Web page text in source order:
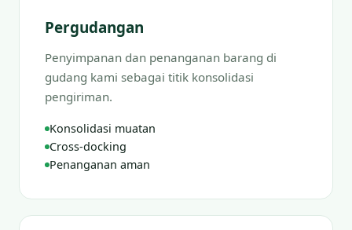
Pergudangan
Penyimpanan dan penanganan barang di
gudang kami sebagai titik konsolidasi
pengiriman.
Konsolidasi muatan
Cross-docking
Penanganan aman